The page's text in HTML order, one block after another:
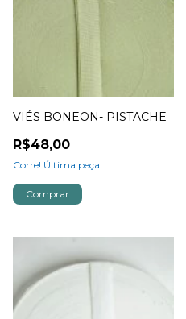
VIÉS BONEON- PISTACHE
R$48,00
Corre! Última peça..
Comprar